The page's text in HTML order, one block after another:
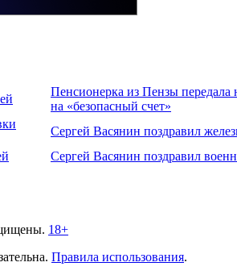
Пенсионерка из Пензы передала
на «безопасный счет»
Сергей Васянин поздравил
Сергей Васянин поздравил
18+
Правила использования.